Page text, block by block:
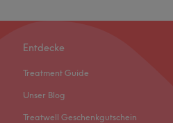
Entdecke
Treatment Guide
Unser Blog
Treatwell Geschenkgutschein